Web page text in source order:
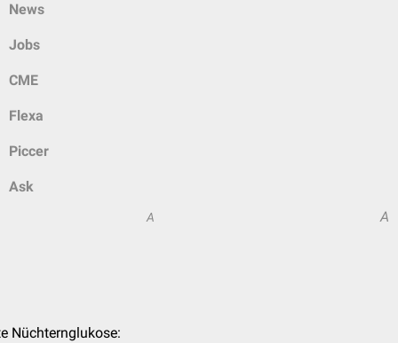
News
Jobs
CME
Flexa
Piccer
Ask
A A
Nüchternglukose: